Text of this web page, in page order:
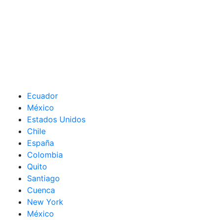
Ecuador
México
Estados Unidos
Chile
España
Colombia
Quito
Santiago
Cuenca
New York
México